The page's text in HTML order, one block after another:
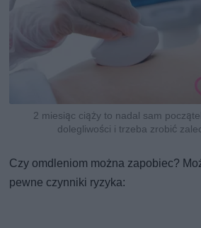
2 miesiąc ciąży to nadal sam
dolegliwości i trzeba zrobić
Czy omdleniom można zapobiec?
pewne czynniki ryzyka: